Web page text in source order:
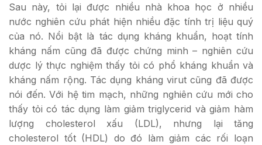
Sau này, tỏi lại được nhiều nhà khoa học ở nhiều
nước nghiên cứu phát hiện nhiều đặc tính trị liệu quý
của nó. Nổi bật là tác dụng kháng khuẩn, hoạt tính
kháng nấm cũng đã được chứng minh – nghiên cứu
dược lý thực nghiệm thấy tỏi có phổ kháng khuẩn và
kháng nấm rộng. Tác dụng kháng virut cũng đã được
nói đến. Với hệ tim mạch, những nghiên cứu mới cho
thấy tỏi có tác dụng làm giảm triglycerid và giảm hàm
lượng cholesterol xấu (LDL), nhưng lại tăng
cholesterol tốt (HDL) do đó làm giảm các rối loạn